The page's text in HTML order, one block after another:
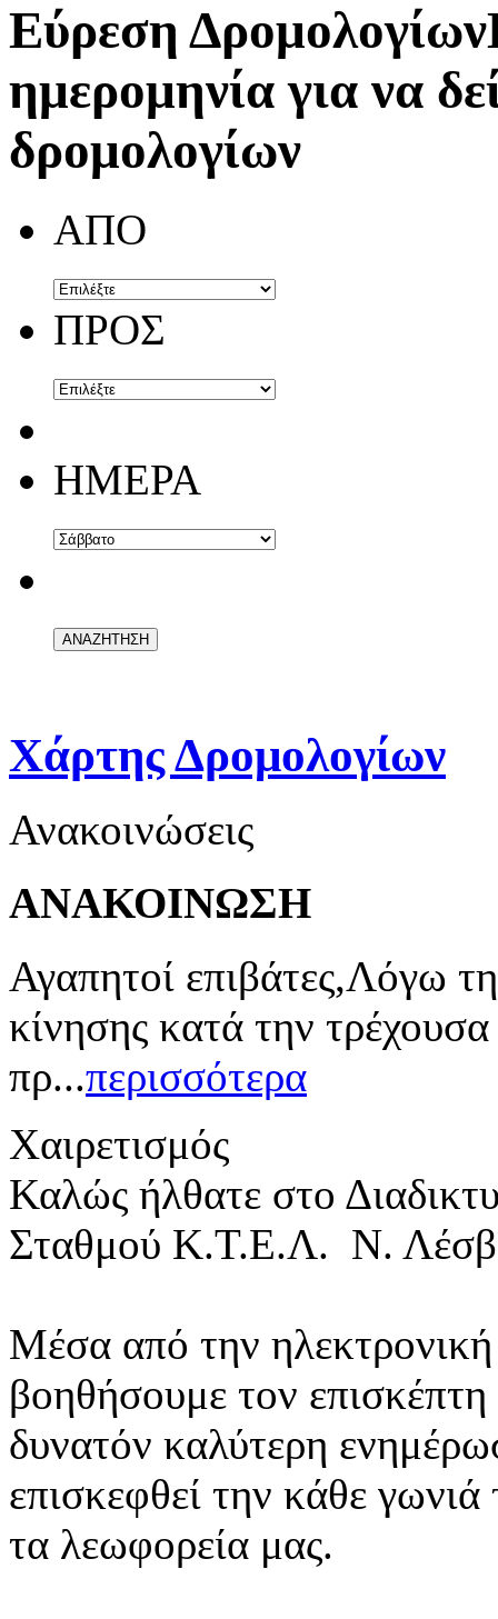
Εύρεση Δρομολογίων
ημερομηνία για να
δρομολογίων
ΑΠΟ
ΠΡΟΣ
ΗΜΕΡΑ
Χάρτης Δρομολογίων
Ανακοινώσεις
ΑΝΑΚΟΙΝΩΣΗ
Αγαπητοί επιβάτες,Λόγω
κίνησης κατά την
πρ...περισσότερα
Χαιρετισμός
Καλώς ήλθατε στο
Σταθμού Κ.Τ.Ε.Λ. Ν.
Μέσα από την ηλεκτρονική
βοηθήσουμε τον
δυνατόν καλύτερη
επισκεφθεί την κάθε
τα λεωφορεία μας.